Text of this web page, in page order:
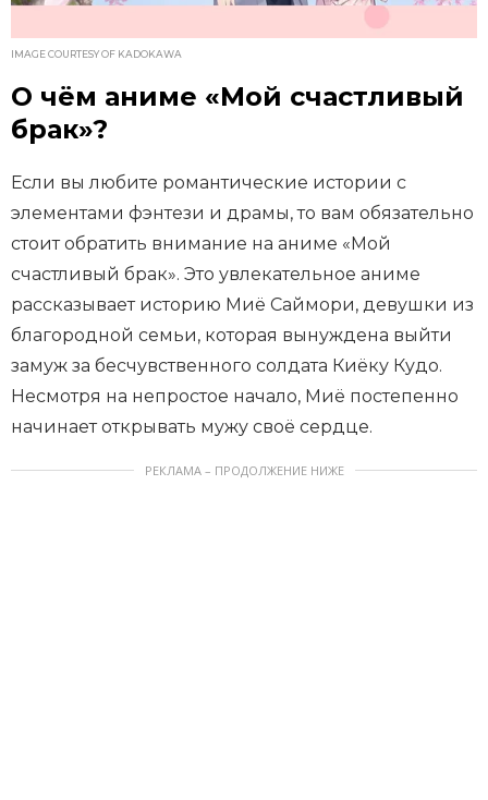
IMAGE COURTESY OF KADOKAWA
О чём аниме «Мой счастливый
брак»?
Если вы любите романтические истории с
элементами фэнтези и драмы, то вам обязательно
стоит обратить внимание на аниме «Мой
счастливый брак». Это увлекательное аниме
рассказывает историю Миё Саймори, девушки из
благородной семьи, которая вынуждена выйти
замуж за бесчувственного солдата Киёку Кудо.
Несмотря на непростое начало, Миё постепенно
начинает открывать мужу своё сердце.
РЕКЛАМА – ПРОДОЛЖЕНИЕ НИЖЕ